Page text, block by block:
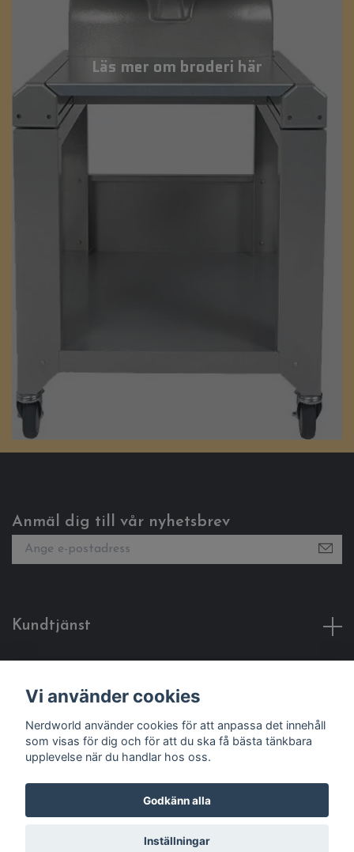
Läs mer om broderi här
Anmäl dig till vår nyhetsbrev
Kundtjänst
Sociala medier
© 2026 Nerdworld
Vi använder cookies
Nerdworld använder cookies för att anpassa det innehåll
som visas för dig och för att du ska få bästa tänkbara
upplevelse när du handlar hos oss.
Godkänn alla
Inställningar